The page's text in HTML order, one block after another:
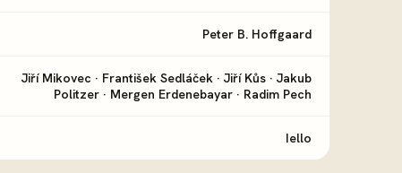
Peter B. Hoffgaard
Jiří Mikovec · František Sedláček · Jiří Kůs · Jakub
Politzer · Mergen Erdenebayar · Radim Pech
Iello